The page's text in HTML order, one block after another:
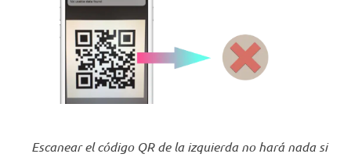
Escanear el código QR de la izquierda no hará nada si